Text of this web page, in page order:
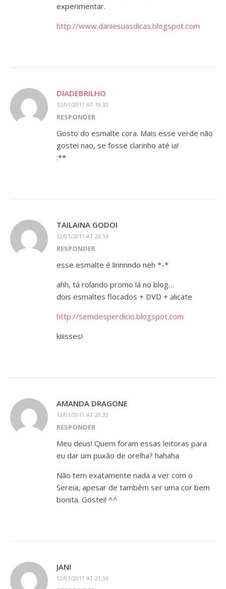
experimentar.
http://www.daniesuasdicas.blogspot.com
DIADEBRILHO
12/01/2011 AT 19:32
RESPONDER
Gosto do esmalte cora. Mais esse verde não
gostei nao, se fosse clarinho até ia!
:**
TAILAINA GODOI
12/01/2011 AT 20:14
RESPONDER
esse esmalte é linnnndo neh *-*
ahh, tá rolando promo lá no blog…
dois esmaltes flocados + DVD + alicate
http://semdesperdicio.blogspot.com
kiiisses!
AMANDA DRAGONE
12/01/2011 AT 20:33
RESPONDER
Meu deus! Quem foram essas leitoras para
eu dar um puxão de orelha? hahaha
Não tem exatamente nada a ver com o
Sereia, apesar de também ser uma cor bem
bonita. Gostei! ^^
JANI
12/01/2011 AT 21:36